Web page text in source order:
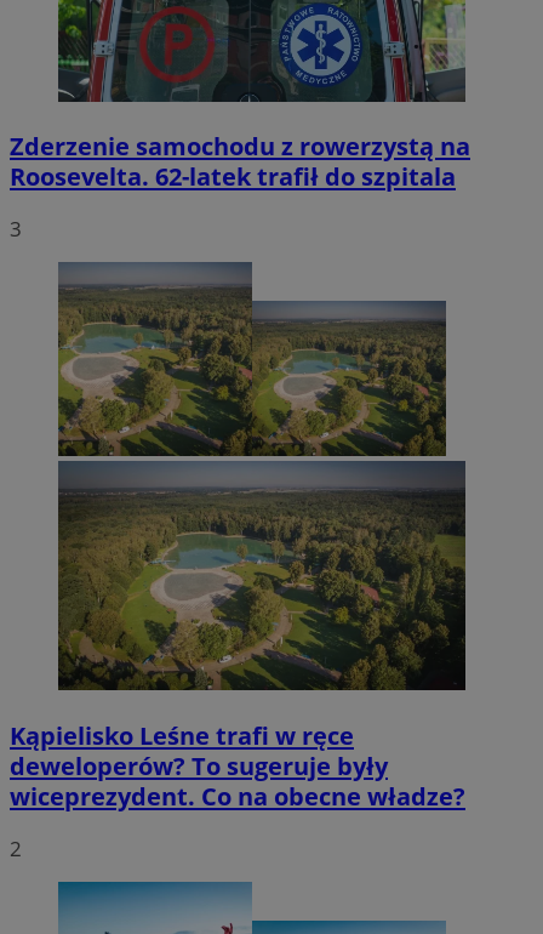
Zderzenie samochodu z rowerzystą na
Roosevelta. 62-latek trafił do szpitala
3
Kąpielisko Leśne trafi w ręce
deweloperów? To sugeruje były
wiceprezydent. Co na obecne władze?
2